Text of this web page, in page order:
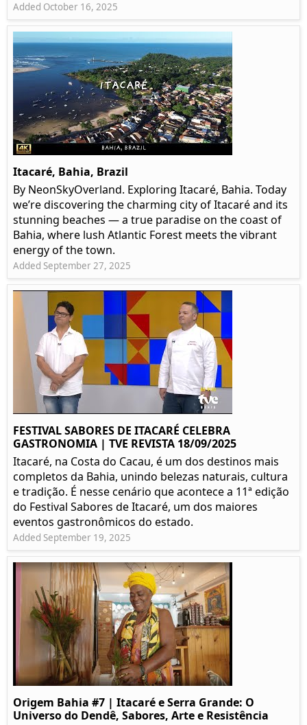
Added October 16, 2025
Itacaré, Bahia, Brazil
By NeonSkyOverland. Exploring Itacaré, Bahia. Today
we’re discovering the charming city of Itacaré and its
stunning beaches — a true paradise on the coast of
Bahia, where lush Atlantic Forest meets the vibrant
energy of the town.
Added September 27, 2025
FESTIVAL SABORES DE ITACARÉ CELEBRA
GASTRONOMIA | TVE REVISTA 18/09/2025
Itacaré, na Costa do Cacau, é um dos destinos mais
completos da Bahia, unindo belezas naturais, cultura
e tradição. É nesse cenário que acontece a 11ª edição
do Festival Sabores de Itacaré, um dos maiores
eventos gastronômicos do estado.
Added September 19, 2025
Origem Bahia #7 | Itacaré e Serra Grande: O
Universo do Dendê, Sabores, Arte e Resistência